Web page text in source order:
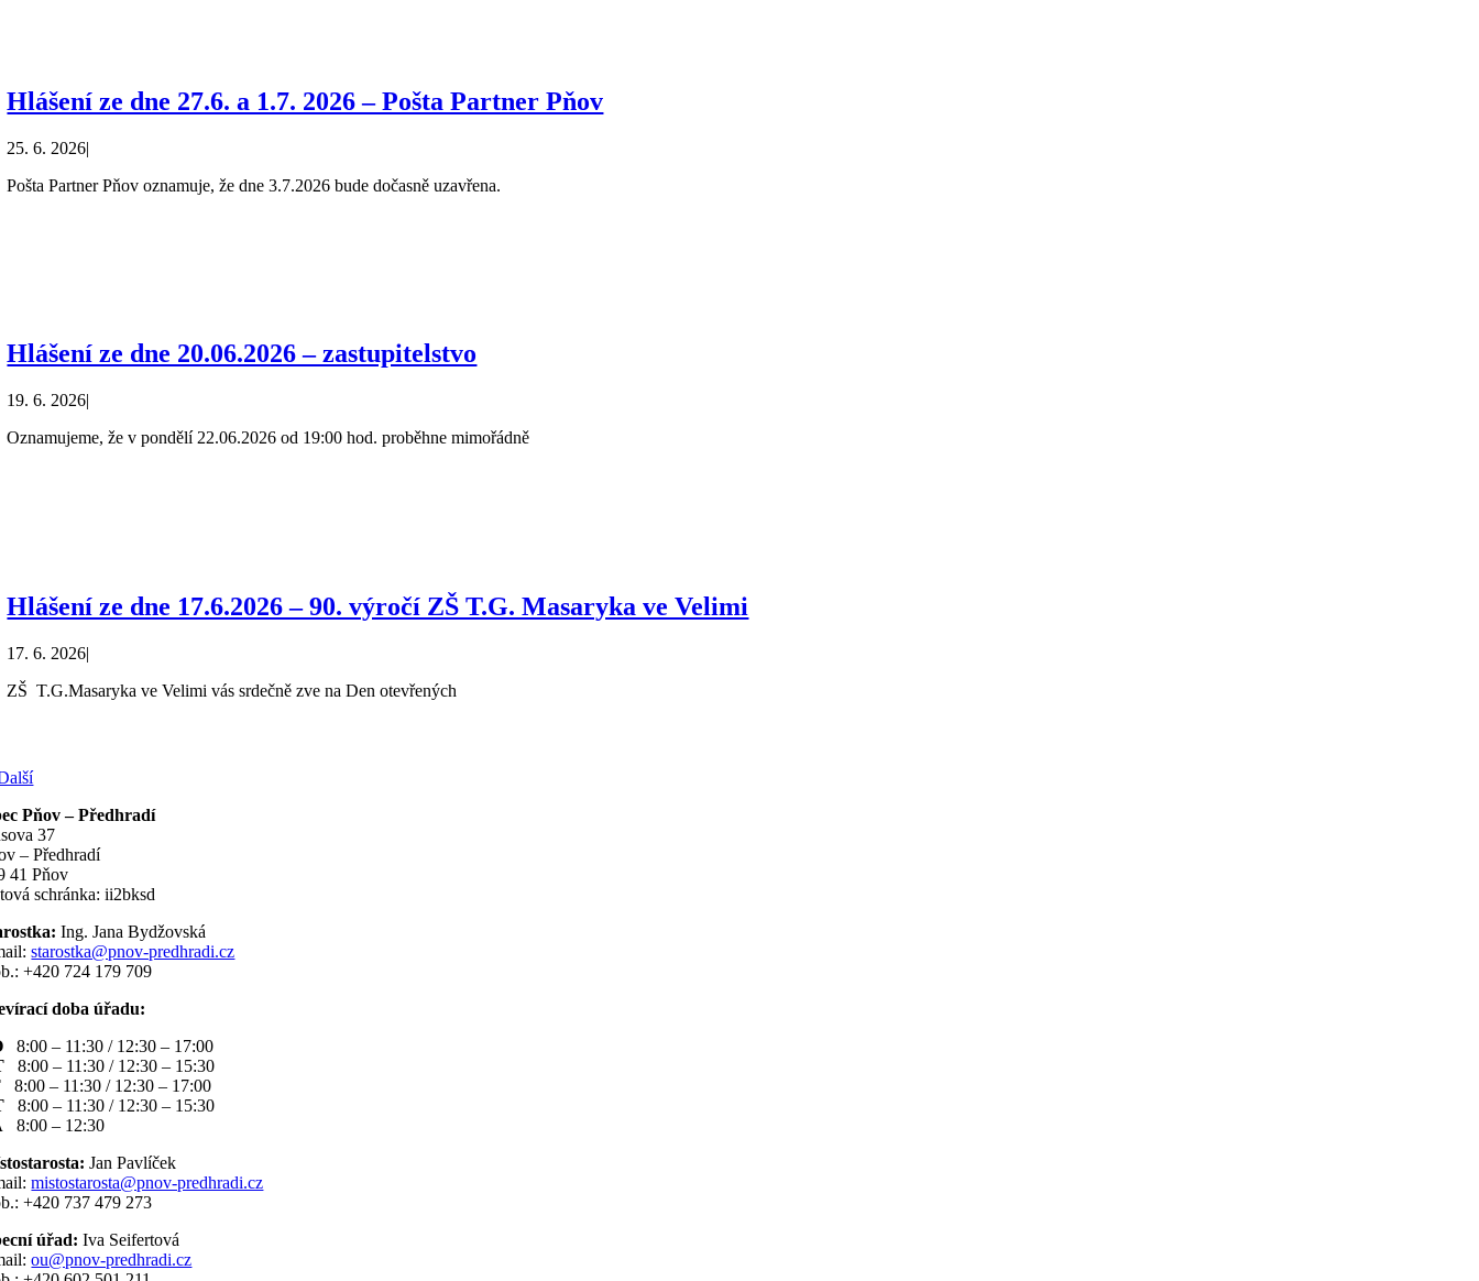
Hlášení ze dne 27.6. a 1.7. 2026 – Pošta Partner Pňov
25. 6. 2026|
Pošta Partner Pňov oznamuje, že dne 3.7.2026 bude dočasně uzavřena.
Hlášení ze dne 20.06.2026 – zastupitelstvo
19. 6. 2026|
Oznamujeme, že v pondělí 22.06.2026 od 19:00 hod. proběhne mimořádně
Hlášení ze dne 17.6.2026 – 90. výročí ZŠ T.G. Masaryka ve Velimi
17. 6. 2026|
ZŠ T.G.Masaryka ve Velimi vás srdečně zve na Den otevřených
Pňov – Předhradí
37
– Předhradí
41 Pňov
schránka: ii2bksd
Ing. Jana Bydžovská
starostka@pnov-predhradi.cz
+420 724 179 709
doba úřadu:
8:00 – 11:30 / 12:30 – 17:00
8:00 – 11:30 / 12:30 – 15:30
8:00 – 11:30 / 12:30 – 17:00
8:00 – 11:30 / 12:30 – 15:30
8:00 – 12:30
Jan Pavlíček
mistostarosta@pnov-predhradi.cz
+420 737 479 273
úřad: Iva Seifertová
ou@pnov-predhradi.cz